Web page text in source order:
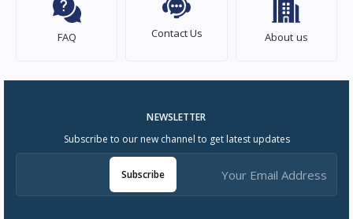
About us
Contact Us
FAQ
NEWSLETTER
Subscribe to our new channel to get latest updates
Subscribe